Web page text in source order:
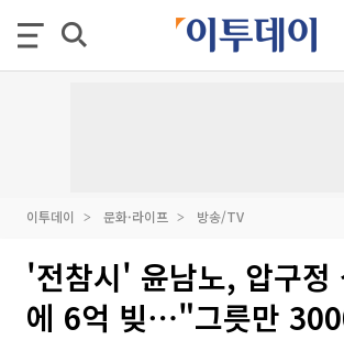
이투데이 문화·라이프 방송/TV
'전참시' 윤남노, 압구정
에 6억 빚⋯"그릇만